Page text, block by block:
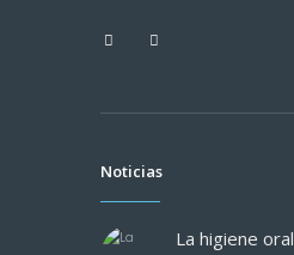
Noticias
La higiene oral